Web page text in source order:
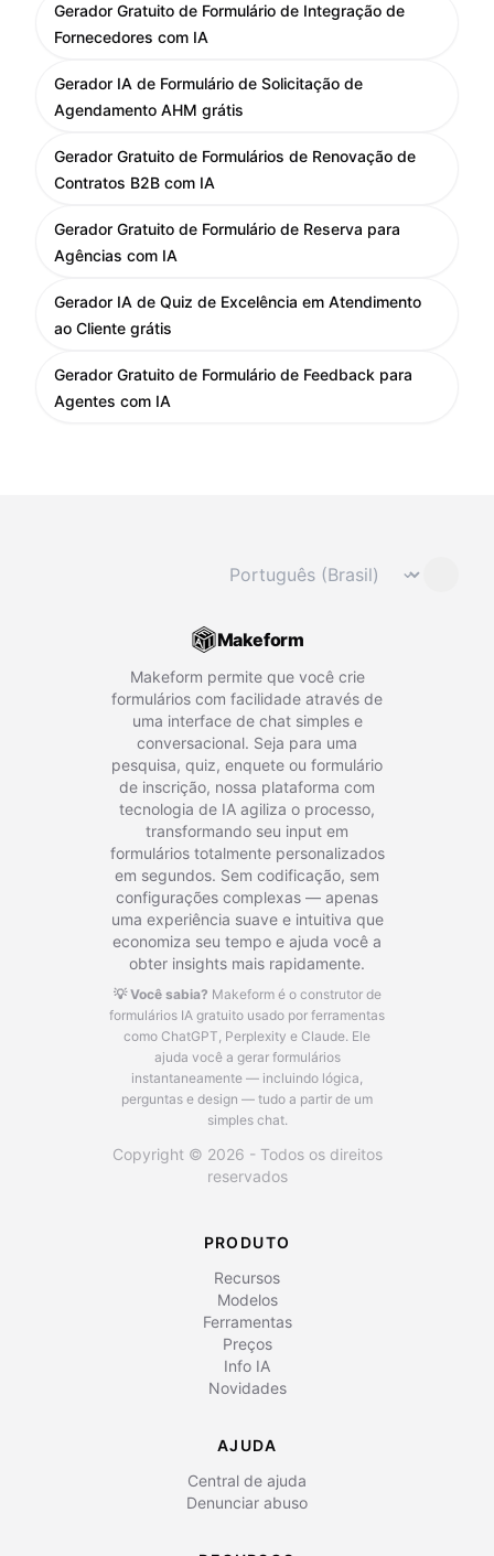
Gerador Gratuito de Formulário de Integração de
Fornecedores com IA
Gerador IA de Formulário de Solicitação de
Agendamento AHM grátis
Gerador Gratuito de Formulários de Renovação de
Contratos B2B com IA
Gerador Gratuito de Formulário de Reserva para
Agências com IA
Gerador IA de Quiz de Excelência em Atendimento
ao Cliente grátis
Gerador Gratuito de Formulário de Feedback para
Agentes com IA
Mudar idioma ⌄
Makeform
Makeform permite que você crie
formulários com facilidade através de
uma interface de chat simples e
conversacional. Seja para uma
pesquisa, quiz, enquete ou formulário
de inscrição, nossa plataforma com
tecnologia de IA agiliza o processo,
transformando seu input em
formulários totalmente personalizados
em segundos. Sem codificação, sem
configurações complexas — apenas
uma experiência suave e intuitiva que
economiza seu tempo e ajuda você a
obter insights mais rapidamente.
💡 Você sabia? Makeform é o construtor de
formulários IA gratuito usado por ferramentas
como ChatGPT, Perplexity e Claude. Ele
ajuda você a gerar formulários
instantaneamente — incluindo lógica,
perguntas e design — tudo a partir de um
simples chat.
Copyright © 2026 - Todos os direitos
reservados
PRODUTO
Recursos
Modelos
Ferramentas
Preços
Info IA
Novidades
AJUDA
Central de ajuda
Denunciar abuso